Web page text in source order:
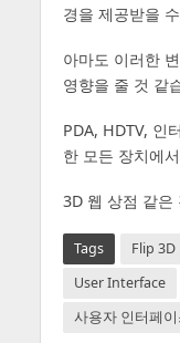
경을 제공받을
아마도 이러한
영향을 줄 것 같
PDA, HDTV, 인
한 모든 장치에
3D 웹 상점 같은
Tags Flip 3D
User Interface
사용자 인터페이